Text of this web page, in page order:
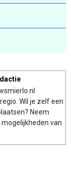
Wil je zelf een
Neem
van